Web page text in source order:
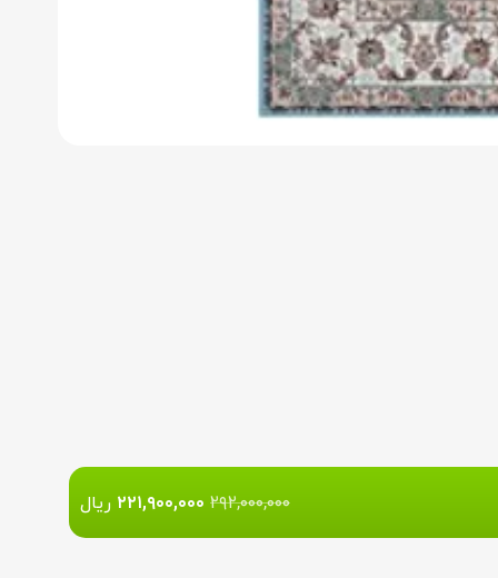
۲۲۱,۹۰۰,۰۰۰ ۲۹۲,۰۰۰,۰۰۰ ریال